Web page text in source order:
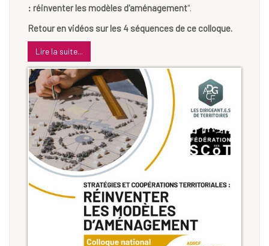
: réinventer les modèles d'aménagement".
Retour en vidéos sur les 4 séquences de ce colloque.
Lire la suite...